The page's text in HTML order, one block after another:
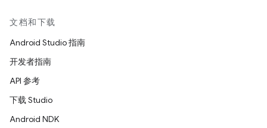
文档和下载
Android Studio 指南
开发者指南
API 参考
下载 Studio
Android NDK